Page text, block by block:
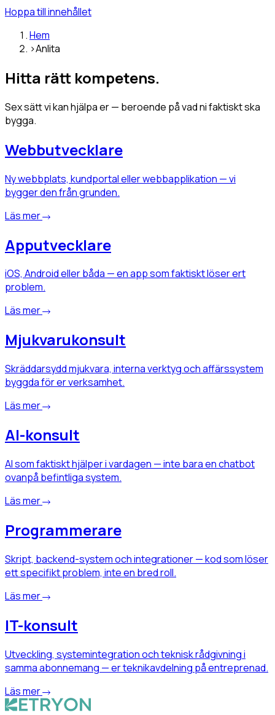
Hoppa till innehållet
Hem
›Anlita
Hitta rätt kompetens.
Sex sätt vi kan hjälpa er — beroende på vad ni faktiskt ska
bygga.
Webbutvecklare
Ny webbplats, kundportal eller webbapplikation — vi
bygger den från grunden.
Läs mer
Apputvecklare
iOS, Android eller båda — en app som faktiskt löser ert
problem.
Läs mer
Mjukvarukonsult
Skräddarsydd mjukvara, interna verktyg och affärssystem
byggda för er verksamhet.
Läs mer
AI-konsult
AI som faktiskt hjälper i vardagen — inte bara en chatbot
ovanpå befintliga system.
Läs mer
Programmerare
Skript, backend-system och integrationer — kod som löser
ett specifikt problem, inte en bred roll.
Läs mer
IT-konsult
Utveckling, systemintegration och teknisk rådgivning i
samma abonnemang — er teknikavdelning på entreprenad.
Läs mer